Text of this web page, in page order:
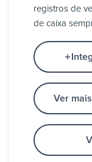
registros de
de caixa
Ver